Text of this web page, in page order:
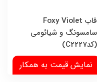
قاب Foxy Violet
سامسونگ و شیائومی
(کدC2227)
نمایش قیمت به همکار